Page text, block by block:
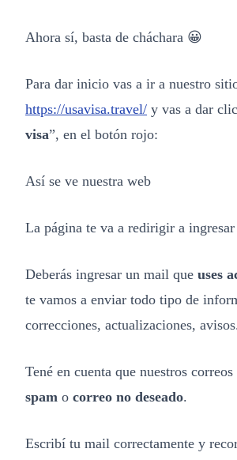
Ahora sí, basta de cháchara 😀
Para dar inicio vas a ir a nuestro
https://usavisa.travel/ y vas a dar
visa”, en el botón rojo:
Así se ve nuestra web
La página te va a redirigir a
Deberás ingresar un mail que uses
te vamos a enviar todo tipo de
correcciones, actualizaciones,
Tené en cuenta que nuestros
spam o correo no deseado.
Escribí tu mail correctamente y